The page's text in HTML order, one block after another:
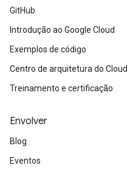
GitHub
Introdução ao Google Cloud
Exemplos de código
Centro de arquitetura do Cloud
Treinamento e certificação
Envolver
Blog
Eventos